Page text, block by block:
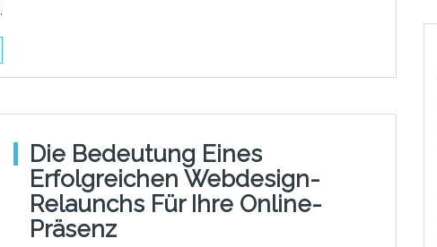
Die Bedeutung Eines
Erfolgreichen Webdesign-
Relaunchs Für Ihre Online-
Präsenz